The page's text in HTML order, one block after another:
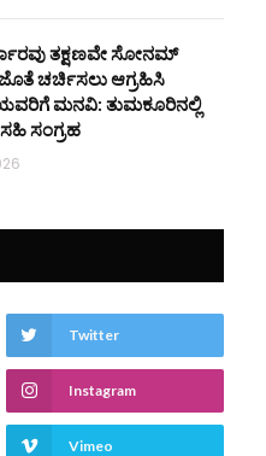
ತಕ್ಷಣವೇ ಸೋನಮ್
ಜೊತೆ ಚರ್ಚಿಸಲು ಆಗ್ರಹಿಸಿ
ಮನವಿ: ತುಮಕೂರಿನಲ್ಲಿ
ಸಂಗ್ರಹ
Twitter
Instagram
Vimeo